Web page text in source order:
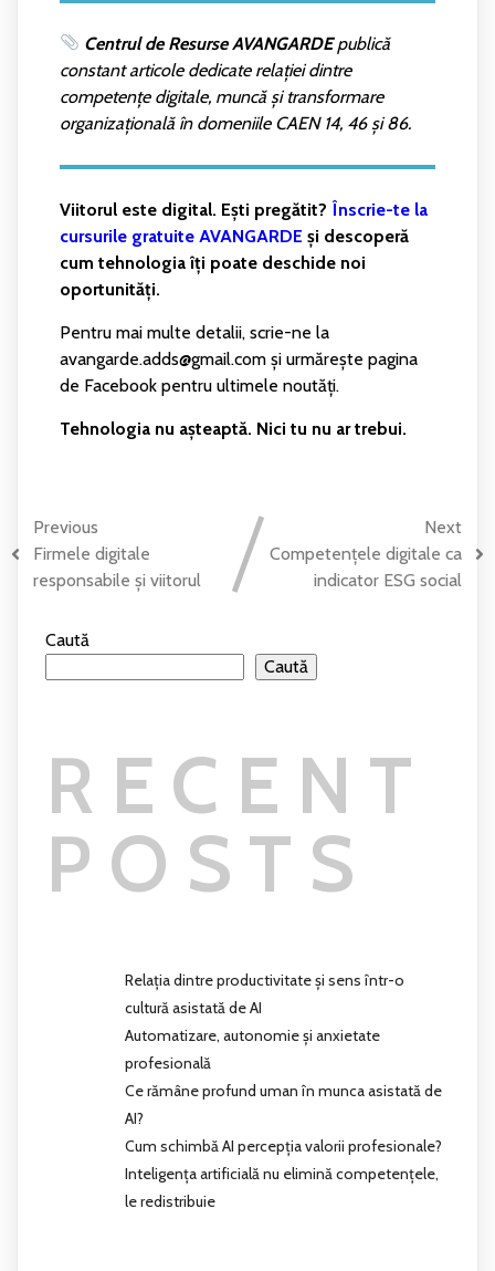
Centrul de Resurse AVANGARDEpublică
constant articole dedicate relației dintre
competențe digitale, muncă și transformare
organizațională în domeniile CAEN 14, 46 și 86.
Viitorul este digital. Ești pregătit? Înscrie-te la
cursurile gratuite AVANGARDE și descoperă
cum tehnologia îți poate deschide noi
oportunități.
Pentru mai multe detalii, scrie-ne la
avangarde.adds@gmail.com și urmărește pagina
de Facebook pentru ultimele noutăți.
Tehnologia nu așteaptă. Nici tu nu ar trebui.
Previous
Firmele digitale
responsabile și viitorul
Next
Competențele digitale ca
indicator ESG social
Caută
Caută
RECENT
POSTS
Relația dintre productivitate și sens într-o
cultură asistată de AI
Automatizare, autonomie și anxietate
profesională
Ce rămâne profund uman în munca asistată de
AI?
Cum schimbă AI percepția valorii profesionale?
Inteligența artificială nu elimină competențele,
le redistribuie